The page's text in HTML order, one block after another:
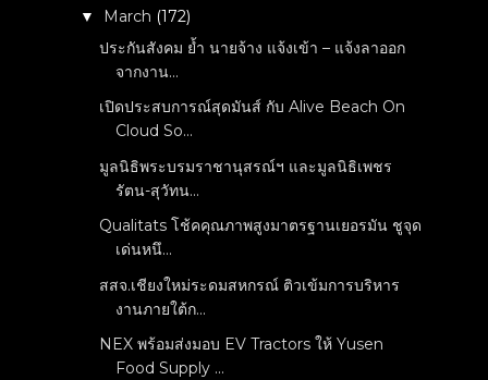
▼ March (172)
ประกันสังคม ย้ำ นายจ้าง แจ้งเข้า – แจ้งลาออก
จากงาน...
เปิดประสบการณ์สุดมันส์ กับ Alive Beach On
Cloud So...
มูลนิธิพระบรมราชานุสรณ์ฯ และมูลนิธิเพชร
รัตน-สุวัทน...
Qualitats โช้คคุณภาพสูงมาตรฐานเยอรมัน ชูจุด
เด่นหนึ...
สสจ.เชียงใหม่ระดมสหกรณ์ ติวเข้มการบริหาร
งานภายใต้ก...
NEX พร้อมส่งมอบ EV Tractors ให้ Yusen
Food Supply ...